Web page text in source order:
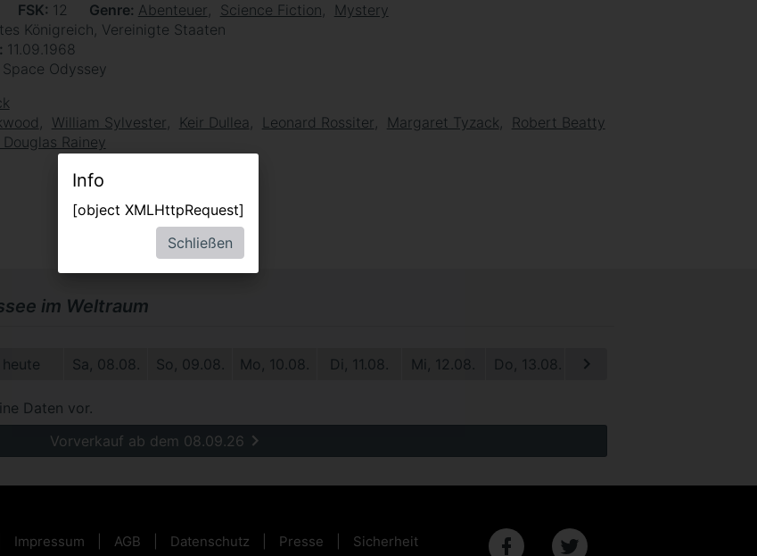
FSK 12 Genre Abenteuer Science Fiction
Mystery
Königreich, Vereinigte Staaten
11.09.1968
Odyssey
William Sylvester Keir Dullea Leonard Rossiter Margaret Tyzack
Robert Beatty
Rainey
im Weltraum
heute Sa, 08.08. So, 09.08. Mo, 10.08. Di, 11.08. Mi, 12.08. Do, 13.08. Fr, 14.08.
Daten vor.
Vorverkauf ab dem 08.09.26
Impressum AGB Datenschutz Presse Sicherheit
Info
[object XMLHttpRequest]
Schließen